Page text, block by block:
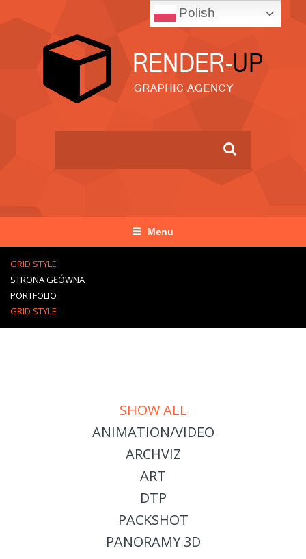
Menu
GRID STYLE
STRONA GŁÓWNA
PORTFOLIO
GRID STYLE
SHOW ALL
ANIMATION/VIDEO
ARCHVIZ
ART
DTP
PACKSHOT
PANORAMY 3D
Polish